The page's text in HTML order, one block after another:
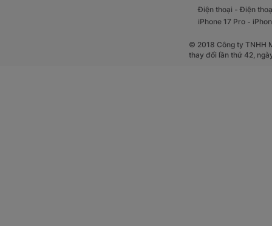
Điện thoại -Điện
iPhone 17 Pro -
© 2018 Công ty TNHH
thay đổi lần thứ 42,